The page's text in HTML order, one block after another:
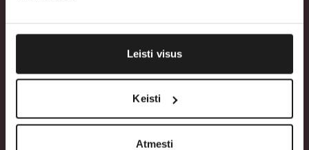
Leisti visus
Keisti
Atmesti